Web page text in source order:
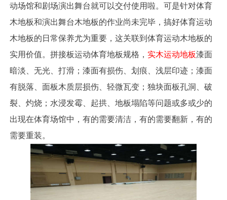
动场馆和剧场演出舞台就可以交付使用啦。可是针对体育
木地板和演出舞台木地板的作业尚未完毕，搞好体育运动
木地板的日常保养尤为重要，这关联到体育运动木地板的
实用价值。拼接板运动体育地板规格， 实木运动地板漆面
暗淡、无光、打滑；漆面有损伤、划痕、浅层印迹；漆面
有脱落、面板木质层损伤、轻微瓦变；独块面板孔洞、破
裂、灼烧；水浸发霉、起拱、地板塌陷等问题或多或少的
出现在体育场馆中，有的需要清洁，有的需要翻新，有的
需要重装。